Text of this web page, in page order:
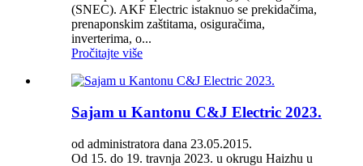
(SNEC). AKF Electric istaknuo se prekidačima,
prenaponskim zaštitama, osiguračima,
inverterima, o...
Pročitajte više
Sajam u Kantonu C&J Electric 2023.
od administratora dana 23.05.2015.
Od 15. do 19. travnja 2023. u okrugu Haizhu u